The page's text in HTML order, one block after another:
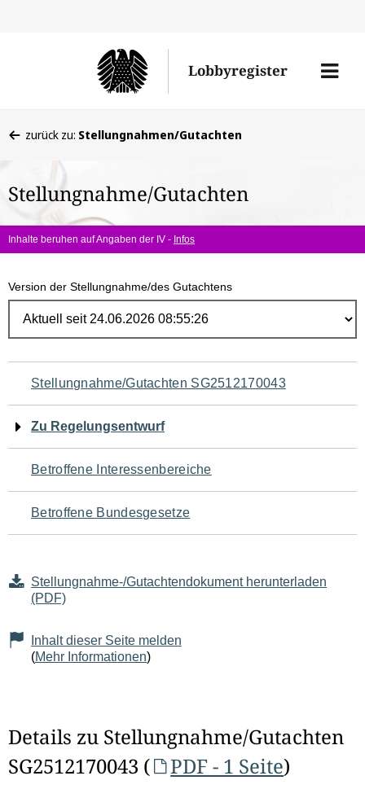
Lobbyregister
Menü
befinden
hier:
zurück zu: Stellungnahmen/Gutachten
Stellungnahme/Gutachten
Inhalte beruhen auf Angaben der IV - Infos
Version der Stellungnahme/des Gutachtens
Navigation
für
den
Seiteninhalt
Stellungnahme/Gutachten SG2512170043
Zu Regelungsentwurf
Betroffene Interessenbereiche
Betroffene Bundesgesetze
Stellungnahme-/Gutachtendokument herunterladen
(PDF)
Inhalt dieser Seite melden
(Mehr Informationen)
Details zu Stellungnahme/Gutachten
SG2512170043 (
PDF - 1 Seite)